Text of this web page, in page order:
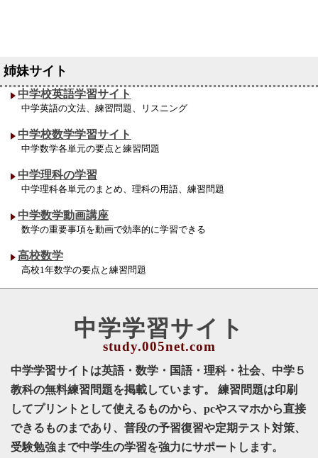
中学校英語学習サイト
中学英語の文法、練習問題、リスニング
中学校数学学習サイト
中学数学各単元の要点と練習問題
中学理科の学習
中学理科各単元のまとめ、理科の用語、練習問題
中学数学動画講座
数学の重要事項を動画で効率的に学習できる
高校数学
高校1年数学の要点と練習問題
中学学習サイト
中学学習サイトは英語・数学・国語・理科・社会、中学５
教科の無料練習問題を掲載しています。 練習問題は印刷
してプリントとして使えるものから、pcやスマホから直接
できるものまであり、普段の予習復習や定期テスト対策、
受験勉強まで中学生の学習を強力にサポートします。